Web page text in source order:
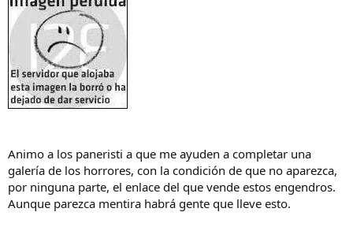
Animo a los paneristi a que me ayuden a completar una
galería de los horrores, con la condición de que no aparezca,
por ninguna parte, el enlace del que vende estos engendros.
Aunque parezca mentira habrá gente que lleve esto.